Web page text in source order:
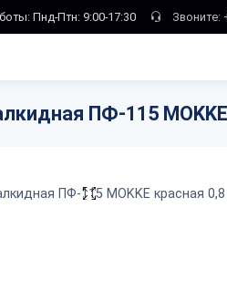
Пнд-Птн: 9:00-17:30 Звоните:
ПФ-115